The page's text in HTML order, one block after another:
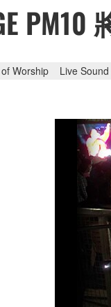
Worship Live